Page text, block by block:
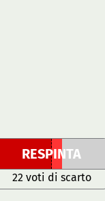
RESPINTA
22 voti di scarto